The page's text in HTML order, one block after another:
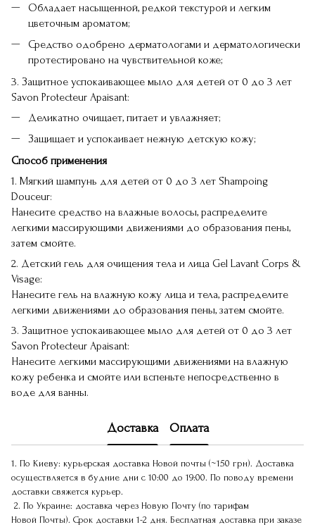
Обладает насыщенной, редкой текстурой и легким
цветочным ароматом;
Средство одобрено дерматологами и дерматологически
протестировано на чувствительной коже;
3. Защитное успокаивающее мыло для детей от 0 до 3 лет
Savon Protecteur Apaisant:
Деликатно очищает, питает и увлажняет;
Защищает и успокаивает нежную детскую кожу;
Способ применения
1. Мягкий шампунь для детей от 0 до 3 лет Shampoing
Douceur:
Нанесите средство на влажные волосы, распределите
легкими массирующими движениями до образования пены,
затем смойте.
2. Детский гель для очищения тела и лица Gel Lavant Corps &
Visage:
Нанесите гель на влажную кожу лица и тела, распределите
легкими движениями до образования пены, затем смойте.
3. Защитное успокаивающее мыло для детей от 0 до 3 лет
Savon Protecteur Apaisant:
Нанесите легкими массирующими движениями на влажную
кожу ребенка и смойте или вспеньте непосредственно в
воде для ванны.
Доставка Оплата
1. По Киеву: курьерская доставка Новой почты (~150 грн). Доставка
осуществляется в будние дни с 10:00 до 19:00. По поводу времени
доставки свяжется курьер.
2. По Украине: доставка через Новую Почту (по тарифам
Новой Почты). Срок доставки 1-2 дня. Бесплатная доставка при заказе